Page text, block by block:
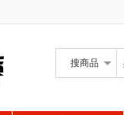
搜商品